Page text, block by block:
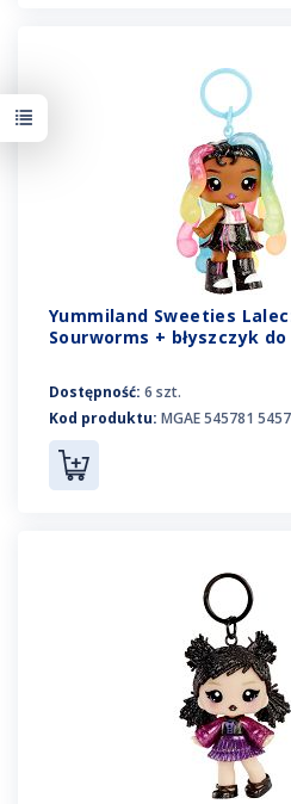
Yummiland Sweeties
Sourworms + błyszczyk
Dostępność: 6 szt.
Kod produktu: MGAE 545781